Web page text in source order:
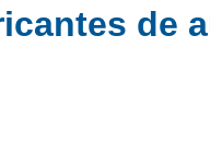
de